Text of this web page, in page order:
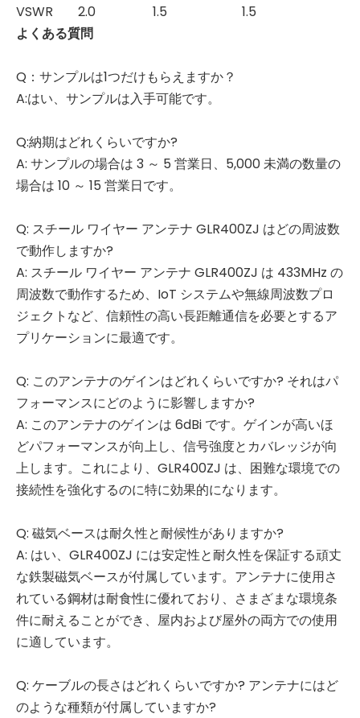
VSWR
2.0 1.5
1.5
よくある質問
Q：サンプルは1つだけもらえますか？
A:はい、サンプルは入手可能です。
Q:納期はどれくらいですか?
A: サンプルの場合は 3 ～ 5 営業日、5,000 未満の数量の
場合は 10 ～ 15 営業日です。
Q: スチール ワイヤー アンテナ GLR400ZJ はどの周波数
で動作しますか?
A: スチール ワイヤー アンテナ GLR400ZJ は 433MHz の
周波数で動作するため、IoT システムや無線周波数プロ
ジェクトなど、信頼性の高い長距離通信を必要とするア
プリケーションに最適です。
Q: このアンテナのゲインはどれくらいですか? それはパ
フォーマンスにどのように影響しますか?
A: このアンテナのゲインは 6dBi です。ゲインが高いほ
どパフォーマンスが向上し、信号強度とカバレッジが向
上します。これにより、GLR400ZJ は、困難な環境での
接続性を強化するのに特に効果的になります。
Q: 磁気ベースは耐久性と耐候性がありますか?
A: はい、GLR400ZJ には安定性と耐久性を保証する頑丈
な鉄製磁気ベースが付属しています。アンテナに使用さ
れている鋼材は耐食性に優れており、さまざまな環境条
件に耐えることができ、屋内および屋外の両方での使用
に適しています。
Q: ケーブルの長さはどれくらいですか? アンテナにはど
のような種類が付属していますか?